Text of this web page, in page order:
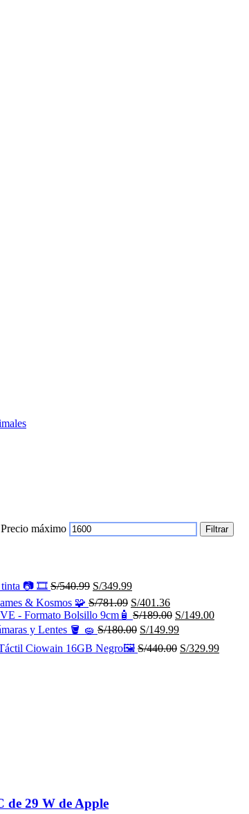
Precio máximo Filtrar
tinta 📷 🎞 S/540.99 S/349.99
& Kosmos 🧩 S/781.09 S/401.36
- Formato Bolsillo 9cm🧴 S/189.00 S/149.00
y Lentes 🪣 🧽 S/180.00 S/149.99
Ciowain 16GB Negro🖼️ S/440.00 S/329.99
de 29 W de Apple